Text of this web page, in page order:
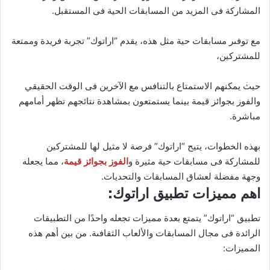
المشاركة فى المزيد من المسابقات الحية فى المستقبل.
مع توفىر مسابقات حية مثل هذه، يقدم “اراتوك” تجربة فريدة وممتعة
للمشتركين،
حيث يمكنهم الاستمتاع بالتنافس مع الآخرين فى الوقت الحقيقي
والفوز بجوائز قيمة بينما يستمتعون بمشاهدة نتائجهم تظهر أمامهم
مباشرة.
بهذه الخطوات، يتيح “اراتوك” فرصة لا مثيل لها للمشتركين
للمشاركة فى مسابقات حية مثيرة والفوز بجوائز قيمة، مما يجعله
وجهة مفضلة لعشاق المسابقات والتحديات.
اهم مميزات تطبيق اراتوك:
تطبيق “اراتوك” يتمتع بعدة مميزات تجعله واحدًا من التطبيقات
الرائدة فى مجال المسابقات والألعاب الثقافىة. من بين أهم هذه
المميزات: